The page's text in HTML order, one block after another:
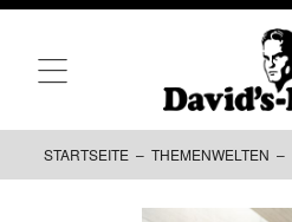
STARTSEITE – THEMENWELTEN –